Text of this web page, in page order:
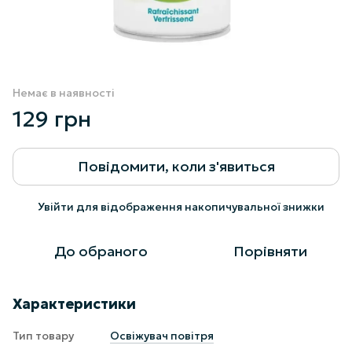
Немає в наявності
129 грн
Повідомити, коли з'явиться
Увійти для відображення накопичувальної знижки
До обраного Порівняти
Характеристики
Тип товару
Освіжувач повітря